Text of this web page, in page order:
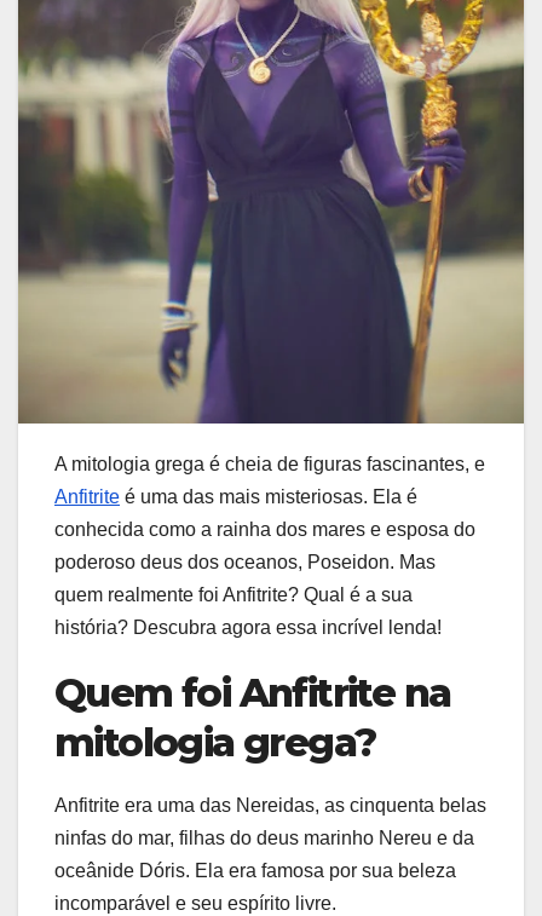
A mitologia grega é cheia de figuras fascinantes, e
Anfitrite é uma das mais misteriosas. Ela é
conhecida como a rainha dos mares e esposa do
poderoso deus dos oceanos, Poseidon. Mas
quem realmente foi Anfitrite? Qual é a sua
história? Descubra agora essa incrível lenda!
Quem foi Anfitrite na
mitologia grega?
Anfitrite era uma das Nereidas, as cinquenta belas
ninfas do mar, filhas do deus marinho Nereu e da
oceânide Dóris. Ela era famosa por sua beleza
incomparável e seu espírito livre.